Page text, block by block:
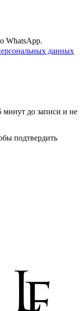
WhatsApp.
данных
минут до записи и не
подтвердить